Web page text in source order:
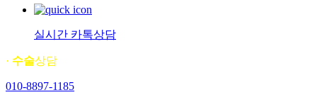
실시간 카톡상담
· 수술상담
010-8897-1185